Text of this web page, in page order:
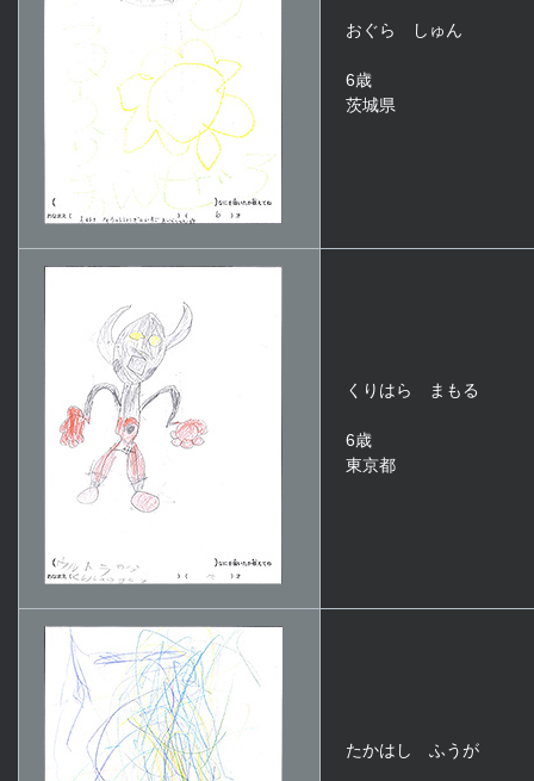
おぐら しゅん
6歳
茨城県
くりはら まもる
6歳
東京都
たかはし ふうが